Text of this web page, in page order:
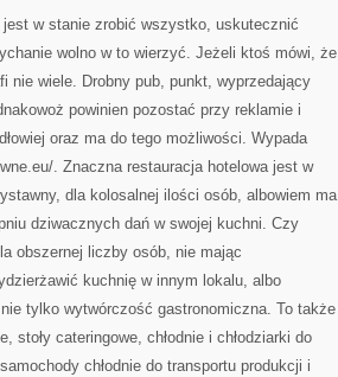
w stanie zrobić wszystko, uskutecznić
wolno w to wierzyć. Jeżeli ktoś mówi, że
wiele. Drobny pub, punkt, wyprzedający
powinien pozostać przy reklamie i
oraz ma do tego możliwości. Wypada
. Znaczna restauracja hotelowa jest w
dla kolosalnej ilości osób, albowiem ma
dziwacznych dań w swojej kuchni. Czy
obszernej liczby osób, nie mając
kuchnię w innym lokalu, albo
tylko wytwórczość gastronomiczna. To także
stoły cateringowe, chłodnie i chłodziarki do
chłodnie do transportu produkcji i